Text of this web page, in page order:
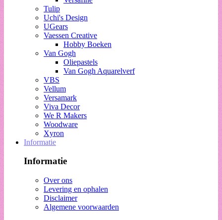
Tulip
Uchi's Design
UGears
Vaessen Creative
Hobby Boeken
Van Gogh
Oliepastels
Van Gogh Aquarelverf
VBS
Vellum
Versamark
Viva Decor
We R Makers
Woodware
Xyron
Informatie
Informatie
Over ons
Levering en ophalen
Disclaimer
Algemene voorwaarden